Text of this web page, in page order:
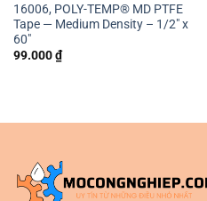
16006, POLY-TEMP® MD PTFE
Tape — Medium Density – 1/2″ x
60″
99.000₫